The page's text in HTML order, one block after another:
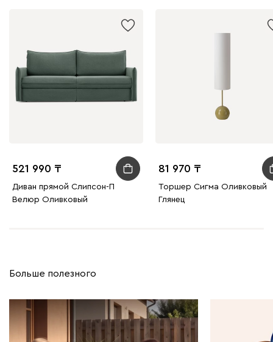
521 990
Диван прямой Слипсон-П
Велюр Оливковый
81 970
Торшер Сигма Оливковый
Глянец
Больше полезного